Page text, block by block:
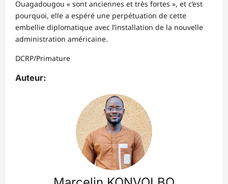
Ouagadougou « sont anciennes et très fortes », et c’est
pourquoi, elle a espéré une perpétuation de cette
embellie diplomatique avec l’installation de la nouvelle
administration américaine.
DCRP/Primature
Auteur: